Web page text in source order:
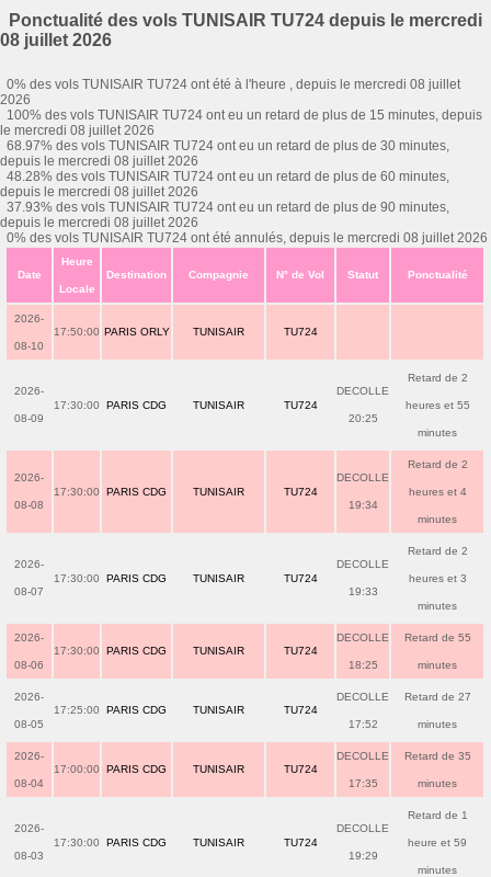
Ponctualité des vols TUNISAIR TU724 depuis le mercredi
08 juillet 2026
0% des vols TUNISAIR TU724 ont été à l'heure , depuis le mercredi 08 juillet
2026
100% des vols TUNISAIR TU724 ont eu un retard de plus de 15 minutes, depuis
le mercredi 08 juillet 2026
68.97% des vols TUNISAIR TU724 ont eu un retard de plus de 30 minutes,
depuis le mercredi 08 juillet 2026
48.28% des vols TUNISAIR TU724 ont eu un retard de plus de 60 minutes,
depuis le mercredi 08 juillet 2026
37.93% des vols TUNISAIR TU724 ont eu un retard de plus de 90 minutes,
depuis le mercredi 08 juillet 2026
0% des vols TUNISAIR TU724 ont été annulés, depuis le mercredi 08 juillet 2026
Date
Heure
Locale
Destination Compagnie N° de Vol Statut Ponctualité
2026-
08-10
17:50:00 PARIS ORLY TUNISAIR TU724
2026-
08-09
17:30:00 PARIS CDG TUNISAIR TU724
DECOLLE
20:25
Retard de 2
heures et 55
minutes
2026-
08-08
17:30:00 PARIS CDG TUNISAIR TU724
DECOLLE
19:34
Retard de 2
heures et 4
minutes
2026-
08-07
17:30:00 PARIS CDG TUNISAIR TU724
DECOLLE
19:33
Retard de 2
heures et 3
minutes
2026-
08-06
17:30:00 PARIS CDG TUNISAIR TU724
DECOLLE
18:25
Retard de 55
minutes
2026-
08-05
17:25:00 PARIS CDG TUNISAIR TU724
DECOLLE
17:52
Retard de 27
minutes
2026-
08-04
17:00:00 PARIS CDG TUNISAIR TU724
DECOLLE
17:35
Retard de 35
minutes
2026-
08-03
17:30:00 PARIS CDG TUNISAIR TU724
DECOLLE
19:29
Retard de 1
heure et 59
minutes